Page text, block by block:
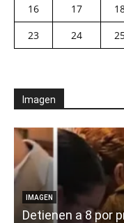
16
17
23
24
Imagen
IMAGEN
Detienen a 8 por